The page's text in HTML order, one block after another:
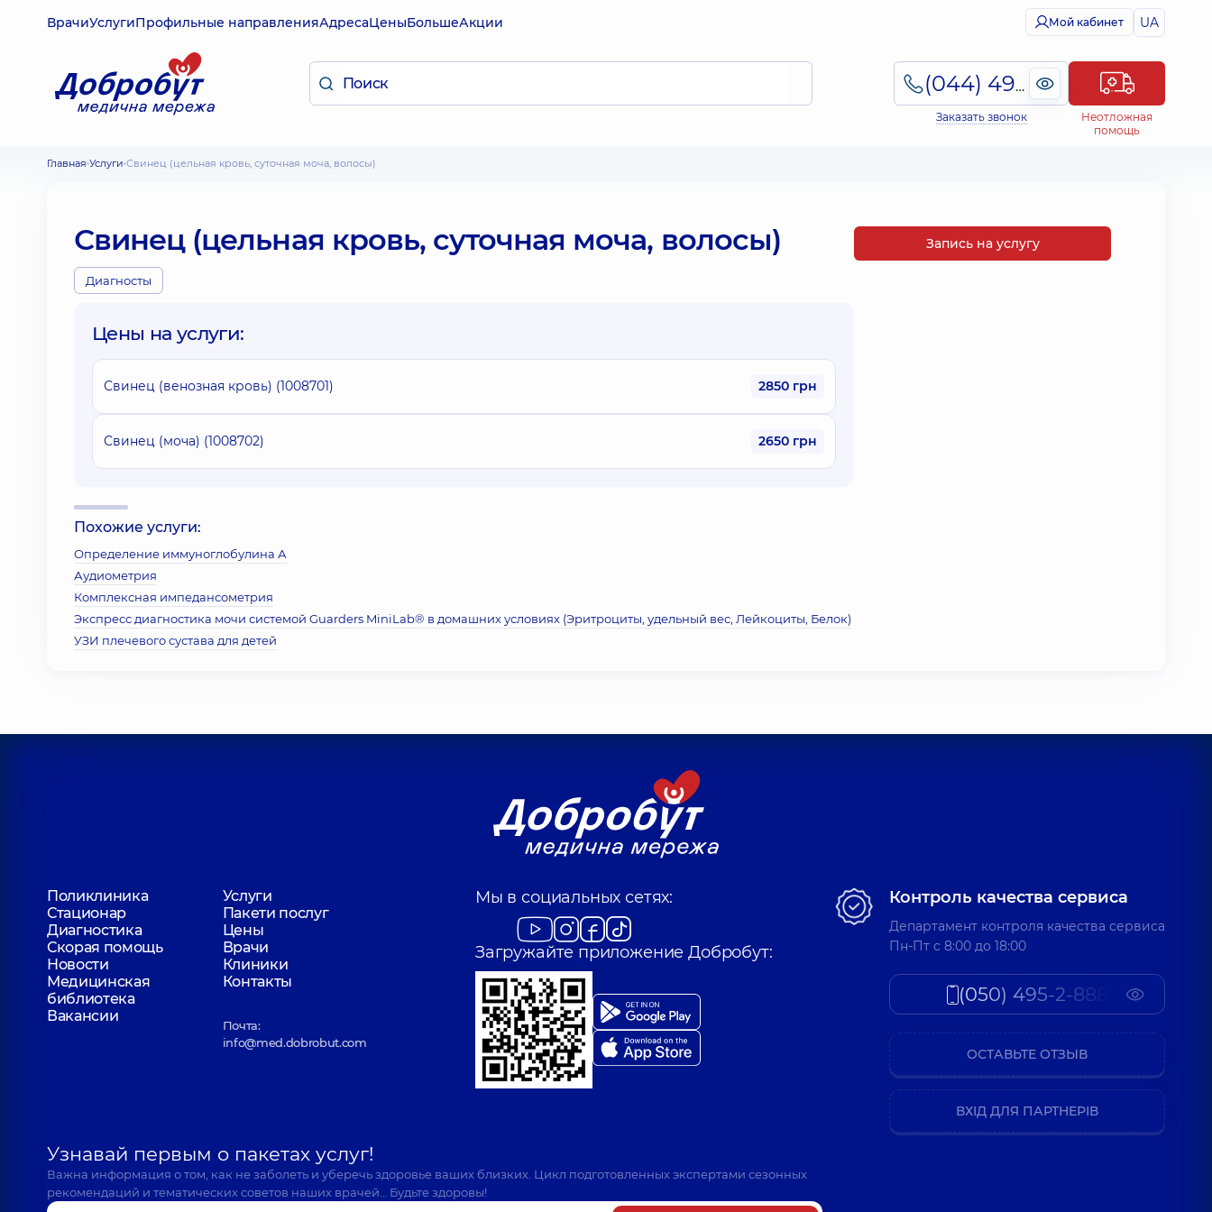
ВрачиУслугиПрофильные направленияАдресаЦеныБольшеАкции Мой кабинет UA
(044) 495-2-888
Заказать звонок
Неотложная
помощь
Главная Услуги Свинец (цельная кровь, суточная моча, волосы)
Свинец (цельная кровь, суточная моча, волосы)
Диагносты
Цены на услуги:
Свинец (венозная кровь) (1008701) 2850 грн
Свинец (моча) (1008702) 2650 грн
Похожие услуги:
Определение иммуноглобулина А
Аудиометрия
Комплексная импедансометрия
Экспресс диагностика мочи системой Guarders MiniLab® в домашних условиях (Эритроциты, удельный вес, Лейкоциты, Белок)
УЗИ плечевого сустава для детей
Запись на услугу
Поликлиника
Услуги
Стационар
Пакети послуг
Диагностика
Цены
Скорая помощь
Врачи
Новости
Клиники
Медицинская
библиотека
Контакты
Вакансии
Почта:
info@med.dobrobut.com
Мы в социальных сетях:
Загружайте приложение Добробут:
Узнавай первым о пакетах услуг!
Важна информация о том, как не заболеть и уберечь здоровье ваших близких. Цикл подготовленных экспертами сезонных
рекомендаций и тематических советов наших врачей… Будьте здоровы!
Контроль качества сервиса
Департамент контроля качества сервиса
Пн-Пт c 8:00 до 18:00
(050) 495-2-888
ОСТАВЬТЕ ОТЗЫВ
ВХІД ДЛЯ ПАРТНЕРІВ